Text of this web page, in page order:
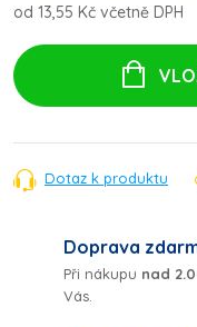
od 13,55 Kč včetně DPH
cena:
Dotaz k produktu
Doprava
Při nákupu nad
Vás.